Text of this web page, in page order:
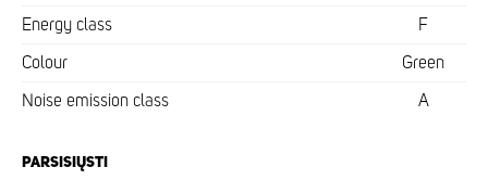
Energy class F
Colour Green
Noise emission class A
PARSISIŲSTI